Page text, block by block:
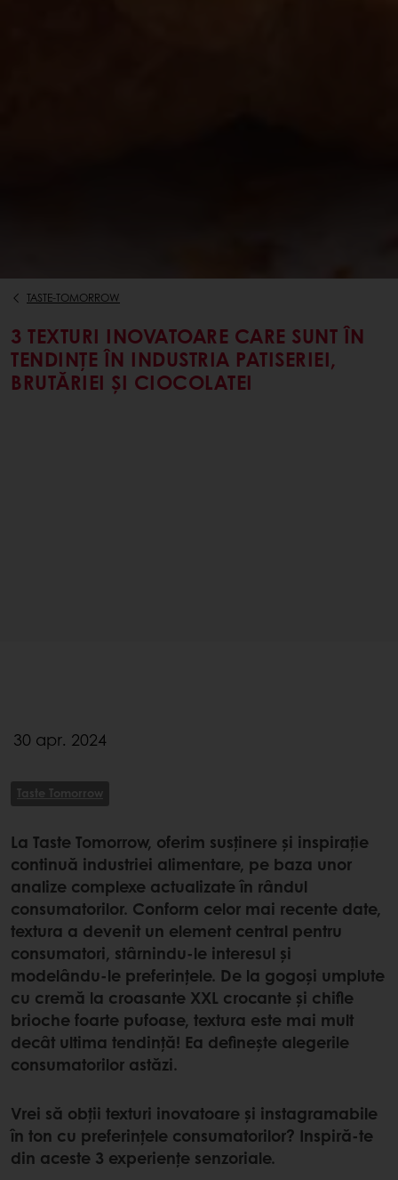
TASTE-TOMORROW
3 TEXTURI INOVATOARE CARE SUNT ÎN
TENDINȚE ÎN INDUSTRIA PATISERIEI,
BRUTĂRIEI ȘI CIOCOLATEI
30 apr. 2024
Taste Tomorrow
La Taste Tomorrow, oferim susținere și inspirație
continuă industriei alimentare, pe baza unor
analize complexe actualizate în rândul
consumatorilor. Conform celor mai recente date,
textura a devenit un element central pentru
consumatori, stârnindu-le interesul și
modelându-le preferințele. De la gogoși umplute
cu cremă la croasante XXL crocante și chifle
brioche foarte pufoase, textura este mai mult
decât ultima tendință! Ea definește alegerile
consumatorilor astăzi.
Vrei să obții texturi inovatoare și instagramabile
în ton cu preferințele consumatorilor? Inspiră-te
din aceste 3 experiențe senzoriale.